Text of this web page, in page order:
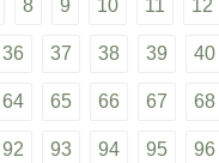
8 9 10 11 12
36 37 38 39 40
64 65 66 67 68
92 93 94 95 96